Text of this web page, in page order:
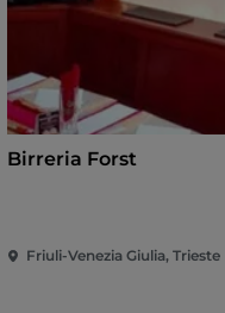
Birreria Forst
Friuli-Venezia Giulia, Trieste